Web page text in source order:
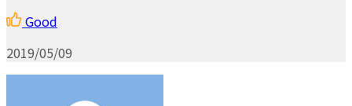
Good
2019/05/09